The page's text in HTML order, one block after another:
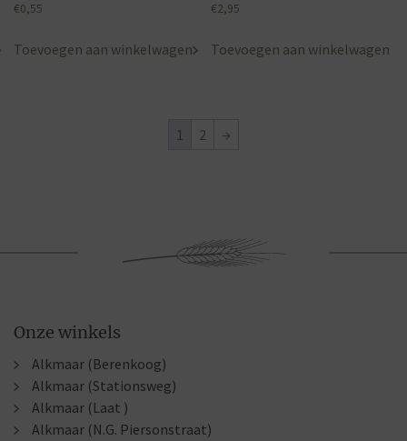
€0,55
Toevoegen aan winkelwagen
€2,95
Toevoegen aan winkelwagen
1 2 →
Onze winkels
Alkmaar (Berenkoog)
Alkmaar (Stationsweg)
Alkmaar (Laat )
Alkmaar (N.G. Piersonstraat)